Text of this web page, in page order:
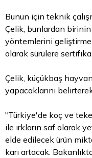
Bunun için teknik
Çelik, bunlardan
yöntemlerini
olarak sürülere
Çelik, küçükbaş
yapacaklarını
"Türkiye'de koç ve
ile ırkların saf olarak
elde edilecek ürün
karı artacak.